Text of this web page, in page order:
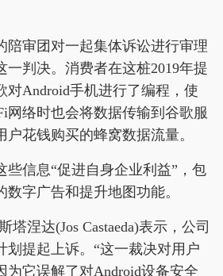
陪审团对一起集体诉讼进行审理
一判决。消费者在这桩2019年提
对Android手机进行了编程，使
网络时也会将数据传输到谷歌服
花钱购买的蜂窝数据流量。
些信息“促进自身企业利益”，包
字广告和提升地图功能。
塔涅达(Jos Castaeda)表示，公司
划提起上诉。“这一裁决对用户
为它误解了对Android设备安全